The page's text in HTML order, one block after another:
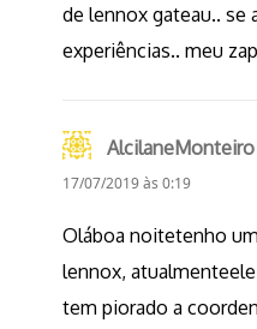
de lennox gateau.. se
experiências.. meu
AlcilaneMonteiro
17/07/2019 às 0:19
Oláboa noitetenho
lennox, atualmenteele
tem piorado a